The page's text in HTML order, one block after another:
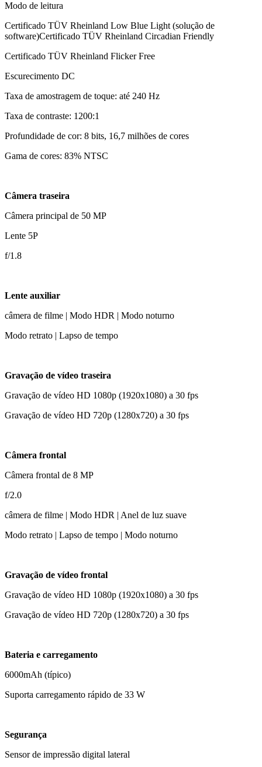
Modo de leitura
Certificado TÜV Rheinland Low Blue Light (solução de
software)Certificado TÜV Rheinland Circadian Friendly
Certificado TÜV Rheinland Flicker Free
Escurecimento DC
Taxa de amostragem de toque: até 240 Hz
Taxa de contraste: 1200:1
Profundidade de cor: 8 bits, 16,7 milhões de cores
Gama de cores: 83% NTSC
Câmera traseira
Câmera principal de 50 MP
Lente 5P
f/1.8
Lente auxiliar
câmera de filme | Modo HDR | Modo noturno
Modo retrato | Lapso de tempo
Gravação de vídeo traseira
Gravação de vídeo HD 1080p (1920x1080) a 30 fps
Gravação de vídeo HD 720p (1280x720) a 30 fps
Câmera frontal
Câmera frontal de 8 MP
f/2.0
câmera de filme | Modo HDR | Anel de luz suave
Modo retrato | Lapso de tempo | Modo noturno
Gravação de vídeo frontal
Gravação de vídeo HD 1080p (1920x1080) a 30 fps
Gravação de vídeo HD 720p (1280x720) a 30 fps
Bateria e carregamento
6000mAh (típico)
Suporta carregamento rápido de 33 W
Segurança
Sensor de impressão digital lateral